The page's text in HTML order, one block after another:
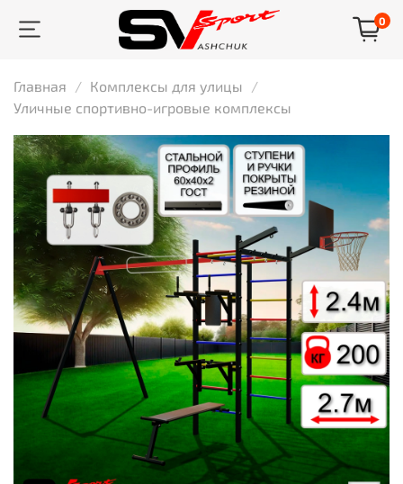
0
Главная
Комплексы для улицы
Уличные спортивно-игровые комплексы